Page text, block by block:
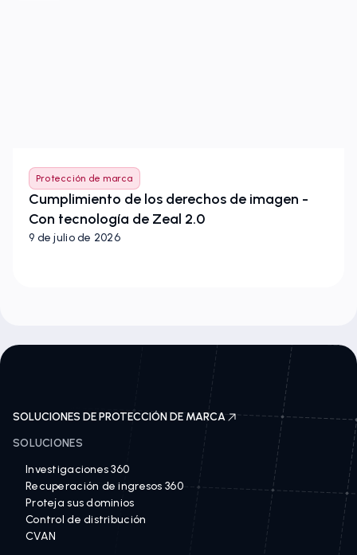
Protección de marca
Cumplimiento de los derechos de imagen -
Con tecnología de Zeal 2.0
9 de julio de 2026
SOLUCIONES DE PROTECCIÓN DE MARCA
SOLUCIONES
Investigaciones 360
Recuperación de ingresos 360
Proteja sus dominios
Control de distribución
CVAN